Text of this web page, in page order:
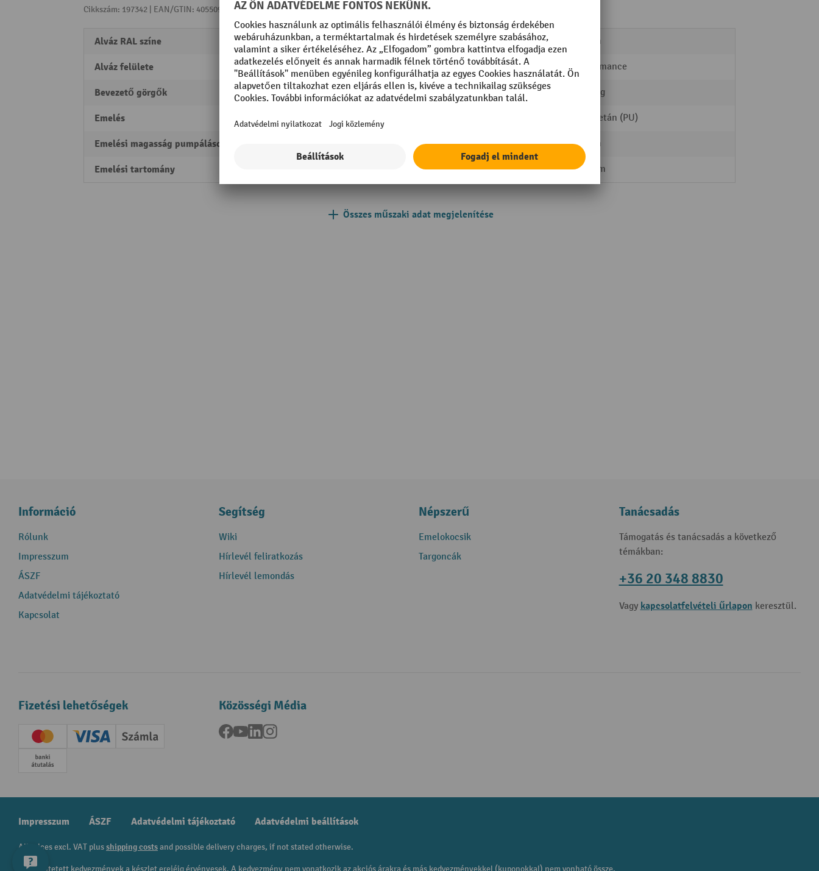
Cikkszám: 197342 | EAN/GTIN: 4055091300184A kategóriából:Hosszúvillás kézi raklapemelők
Alváz RAL színe RAL 5018 türkizkék
Alváz felülete porfúvott
Bevezető görgők igen
Emelés 115 mm
Emelési magasság pumpálásonként
Emelési tartomány
Szabad magasság 25 mm
Szegmens Performance
Teherbírás 2000 kg
Poliuretán (PU)
Tehergörgő átmérő 80 mm
Teherkerék felszereltsége Tandem
Összes műszaki adat megjelenítése
Információ
Rólunk
Impresszum
ÁSZF
Adatvédelmi tájékoztató
Kapcsolat
Segítség
Wiki
Hírlevél feliratkozás
Hírlevél lemondás
Népszerű
Emelokocsik
Targoncák
Tanácsadás
Támogatás és tanácsadás a következő
témákban:
+36 20 348 8830
Vagy kapcsolatfelvételi űrlapon keresztül.
Fizetési lehetőségek
Creditcard (Master)Creditcard (Visa)
Számla
Előrefizetés
Közösségi Média
Facebook
YouTubeLinkedInInstagram
Impresszum ÁSZF Adatvédelmi tájékoztató Adatvédelmi beállítások
All prices excl. VAT plusshipping costsand possible delivery charges, if not stated otherwise.
A feltüntetett kedvezmények a készlet erejéig érvényesek. A kedvezmény nem vonatkozik az akciós árakra és más kedvezményekkel (kuponokkal) nem vonható össze.